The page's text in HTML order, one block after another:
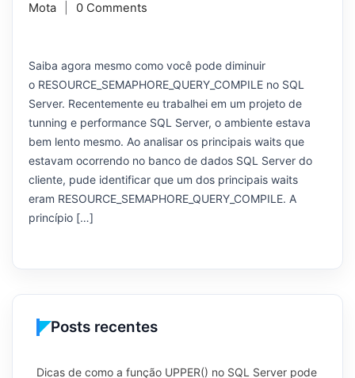
Mota
0 Comments
Saiba agora mesmo como você pode diminuir
o RESOURCE_SEMAPHORE_QUERY_COMPILE no SQL
Server. Recentemente eu trabalhei em um projeto de
tunning e performance SQL Server, o ambiente estava
bem lento mesmo. Ao analisar os principais waits que
estavam ocorrendo no banco de dados SQL Server do
cliente, pude identificar que um dos principais waits
eram RESOURCE_SEMAPHORE_QUERY_COMPILE. A
princípio […]
Posts recentes
Dicas de como a função UPPER() no SQL Server pode